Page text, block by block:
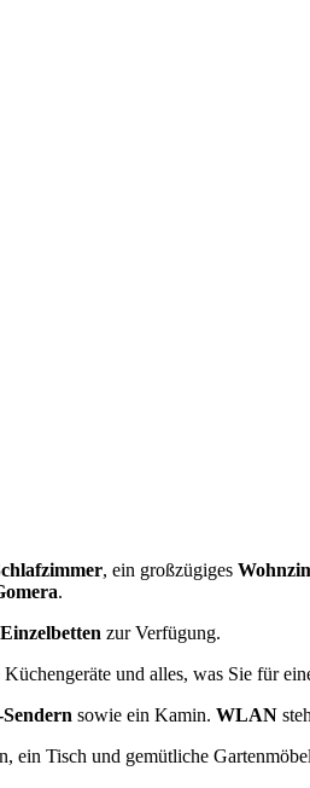
, ein großzügiges
.
zur Verfügung.
und alles, was Sie für
sowie ein Kamin. WLAN
ein Tisch und gemütliche